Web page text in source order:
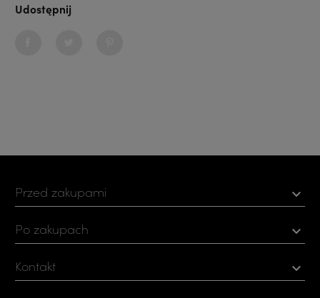
Udostępnij
Przed zakupami 
Po zakupach 
Kontakt 